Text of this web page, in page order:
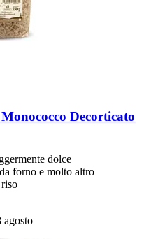
Decorticato
dolce
forno e molto altro
agosto